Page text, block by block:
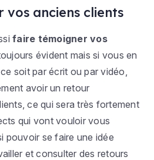
vos anciens clients
faire témoigner vos
évident mais si vous en
soit par écrit ou par vidéo,
avoir un retour
ce qui sera très fortement
qui vont vouloir vous
pouvoir se faire une idée
et consulter des retours